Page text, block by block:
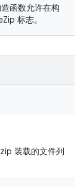
函数允许在构
标志。
装载的文件列